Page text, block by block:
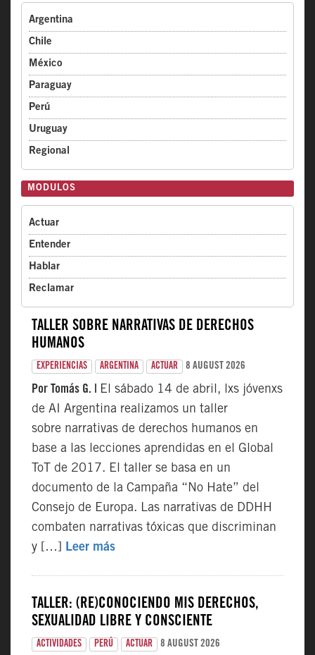
Argentina
Chile
México
Paraguay
Perú
Uruguay
Regional
MODULOS
Actuar
Entender
Hablar
Reclamar
TALLER SOBRE NARRATIVAS DE DERECHOS
HUMANOS
EXPERIENCIAS ARGENTINA ACTUAR 8 AUGUST 2026
Por Tomás G. | El sábado 14 de abril, lxs jóvenxs
de AI Argentina realizamos un taller
sobre narrativas de derechos humanos en
base a las lecciones aprendidas en el Global
ToT de 2017. El taller se basa en un
documento de la Campaña “No Hate” del
Consejo de Europa. Las narrativas de DDHH
combaten narrativas tóxicas que discriminan
y […] Leer más
TALLER: (RE)CONOCIENDO MIS DERECHOS,
SEXUALIDAD LIBRE Y CONSCIENTE
ACTIVIDADES PERÚ ACTUAR 8 AUGUST 2026